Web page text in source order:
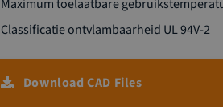
Maximum toelaatbare
Classificatie ontvlambaarheid UL 94V-2
Download CAD Files